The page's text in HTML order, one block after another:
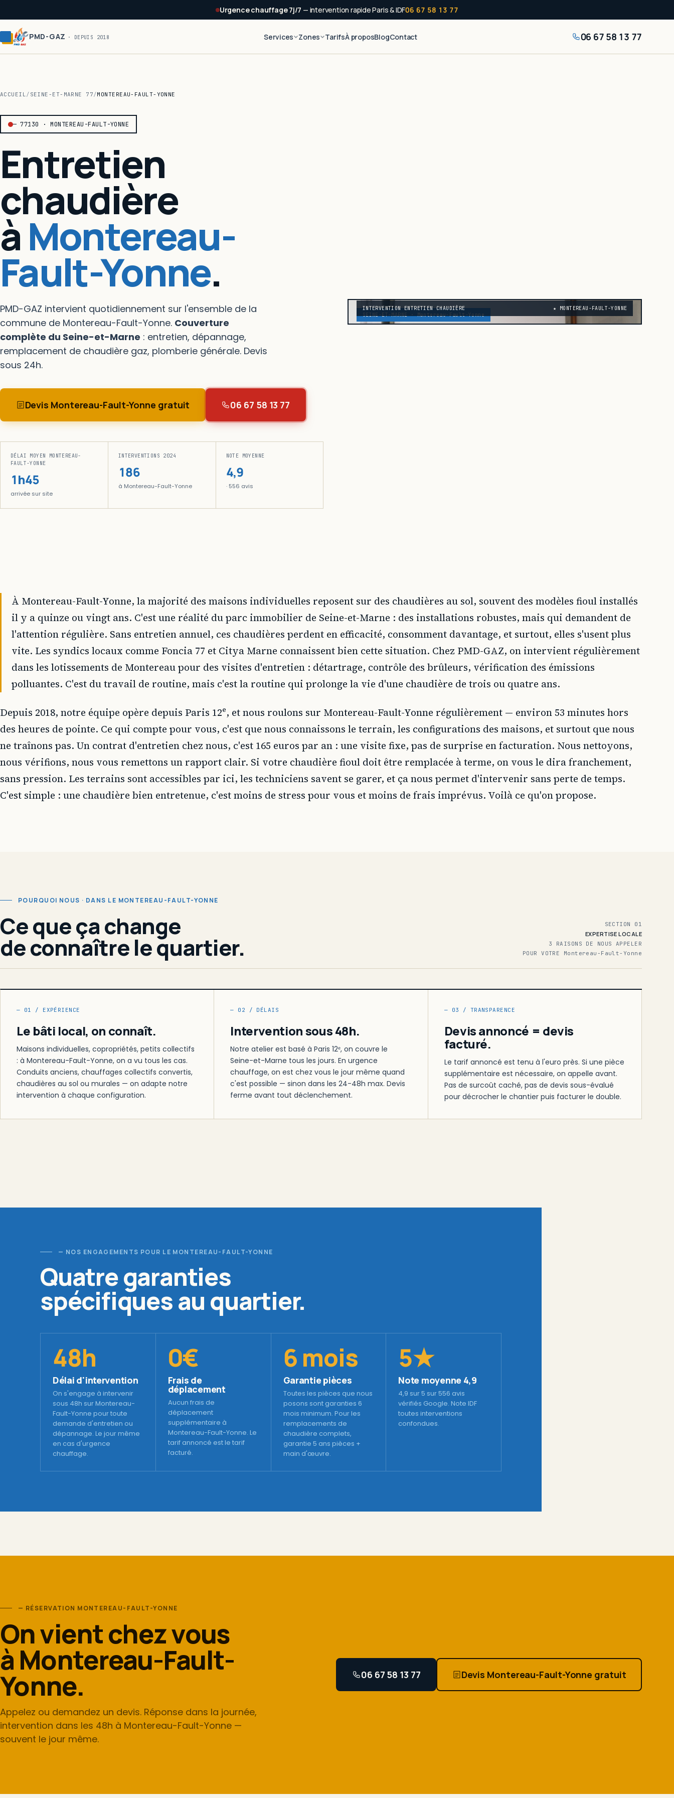
Urgence chauffage 7j/7 — intervention rapide Paris & IDF06 67 58 13 77
PMD-GAZ · DEPUIS 2018 Services Zones TarifsÀ proposBlogContact 06 67 58 13 77
ACCUEIL/ SEINE-ET-MARNE 77/MONTEREAU-FAULT-YONNE
— 77130 · MONTEREAU-FAULT-YONNE
Entretien
chaudière
àMontereau-
Fault-Yonne.
PMD-GAZ intervient quotidiennement sur l'ensemble de la
commune de Montereau-Fault-Yonne. Couverture
complète du Seine-et-Marne : entretien, dépannage,
remplacement de chaudière gaz, plomberie générale. Devis
sous 24h.
Devis Montereau-Fault-Yonne gratuit 06 67 58 13 77
DÉLAI MOYEN MONTEREAU-
FAULT-YONNE
1h45
arrivée sur site
INTERVENTIONS 2024
186
à Montereau-Fault-Yonne
NOTE MOYENNE
4,9
· 556 avis
SEINE-ET-MARNE · Montereau-Fault-Yonne
INTERVENTION ENTRETIEN CHAUDIÈRE ★ MONTEREAU-FAULT-YONNE
À Montereau-Fault-Yonne, la majorité des maisons individuelles reposent sur des chaudières au sol, souvent des modèles fioul installés
il y a quinze ou vingt ans. C'est une réalité du parc immobilier de Seine-et-Marne : des installations robustes, mais qui demandent de
l'attention régulière. Sans entretien annuel, ces chaudières perdent en efficacité, consomment davantage, et surtout, elles s'usent plus
vite. Les syndics locaux comme Foncia 77 et Citya Marne connaissent bien cette situation. Chez PMD-GAZ, on intervient régulièrement
dans les lotissements de Montereau pour des visites d'entretien : détartrage, contrôle des brûleurs, vérification des émissions
polluantes. C'est du travail de routine, mais c'est la routine qui prolonge la vie d'une chaudière de trois ou quatre ans.
Depuis 2018, notre équipe opère depuis Paris 12ᵉ, et nous roulons sur Montereau-Fault-Yonne régulièrement — environ 53 minutes hors
des heures de pointe. Ce qui compte pour vous, c'est que nous connaissons le terrain, les configurations des maisons, et surtout que nous
ne traînons pas. Un contrat d'entretien chez nous, c'est 165 euros par an : une visite fixe, pas de surprise en facturation. Nous nettoyons,
nous vérifions, nous vous remettons un rapport clair. Si votre chaudière fioul doit être remplacée à terme, on vous le dira franchement,
sans pression. Les terrains sont accessibles par ici, les techniciens savent se garer, et ça nous permet d'intervenir sans perte de temps.
C'est simple : une chaudière bien entretenue, c'est moins de stress pour vous et moins de frais imprévus. Voilà ce qu'on propose.
POURQUOI NOUS · DANS LE MONTEREAU-FAULT-YONNE
Ce que ça change
de connaître le quartier.
SECTION 01
EXPERTISE LOCALE
3 RAISONS DE NOUS APPELER
POUR VOTRE Montereau-Fault-Yonne
— 01 / EXPÉRIENCE
Le bâti local, on connaît.
Maisons individuelles, copropriétés, petits collectifs
: à Montereau-Fault-Yonne, on a vu tous les cas.
Conduits anciens, chauffages collectifs convertis,
chaudières au sol ou murales — on adapte notre
intervention à chaque configuration.
— 02 / DÉLAIS
Intervention sous 48h.
Notre atelier est basé à Paris 12ᵉ, on couvre le
Seine-et-Marne tous les jours. En urgence
chauffage, on est chez vous le jour même quand
c'est possible — sinon dans les 24-48h max. Devis
ferme avant tout déclenchement.
— 03 / TRANSPARENCE
Devis annoncé = devis
facturé.
Le tarif annoncé est tenu à l'euro près. Si une pièce
supplémentaire est nécessaire, on appelle avant.
Pas de surcoût caché, pas de devis sous-évalué
pour décrocher le chantier puis facturer le double.
— NOS ENGAGEMENTS POUR LE MONTEREAU-FAULT-YONNE
Quatre garanties
spécifiques au quartier.
48h
Délai d'intervention
On s'engage à intervenir
sous 48h sur Montereau-
Fault-Yonne pour toute
demande d'entretien ou
dépannage. Le jour même
en cas d'urgence
chauffage.
0€
Frais de
déplacement
Aucun frais de
déplacement
supplémentaire à
Montereau-Fault-Yonne. Le
tarif annoncé est le tarif
facturé.
6 mois
Garantie pièces
Toutes les pièces que nous
posons sont garanties 6
mois minimum. Pour les
remplacements de
chaudière complets,
garantie 5 ans pièces +
main d'œuvre.
5★
Note moyenne 4,9
4,9 sur 5 sur 556 avis
vérifiés Google. Note IDF
toutes interventions
confondues.
— RÉSERVATION MONTEREAU-FAULT-YONNE
On vient chez vous
à Montereau-Fault-
Yonne.
Appelez ou demandez un devis. Réponse dans la journée,
intervention dans les 48h à Montereau-Fault-Yonne —
souvent le jour même.
06 67 58 13 77 Devis Montereau-Fault-Yonne gratuit